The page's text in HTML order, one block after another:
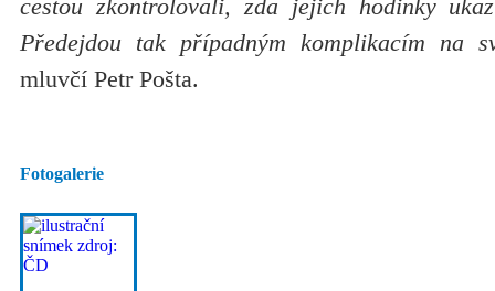
cestou zkontrolovali, zda jejich hodinky
Předejdou tak případným komplikacím na
mluvčí Petr Pošta.
Fotogalerie